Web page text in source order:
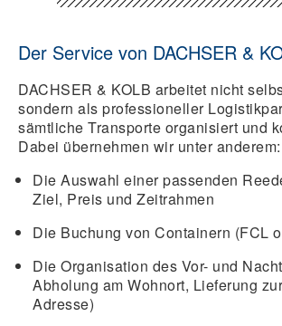
Der Service von DACHSER &
DACHSER & KOLB arbeitet nicht
sondern als professioneller
sämtliche Transporte organisiert und
Dabei übernehmen wir unter anderem:
Die Auswahl einer passenden
Ziel, Preis und Zeitrahmen
Die Buchung von Containern (FCL
Die Organisation des Vor- und
Abholung am Wohnort, Lieferung
Adresse)